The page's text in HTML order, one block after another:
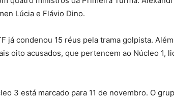
Lúcia e Flávio Dino.
já condenou 15 réus pela trama golpista.
oito acusados, que pertencem ao Núcleo 1,
3 está marcado para 11 de novembro. O